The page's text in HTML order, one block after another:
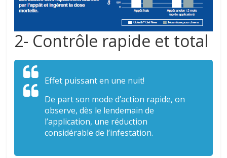
2- Contrôle rapide et total
Effet puissant en une nuit!
De part son mode d’action rapide, on
observe, dès le lendemain de
l’application, une réduction
considérable de l’infestation.